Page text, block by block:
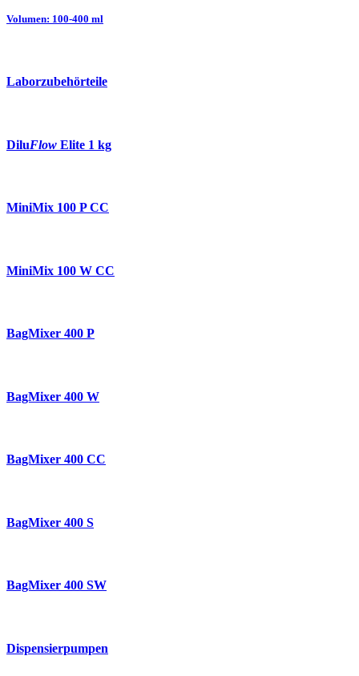
Volumen: 100-400 ml
Laborzubehörteile
DiluFlow Elite 1 kg
MiniMix 100 P CC
MiniMix 100 W CC
BagMixer 400 P
BagMixer 400 W
BagMixer 400 CC
BagMixer 400 S
BagMixer 400 SW
Dispensierpumpen